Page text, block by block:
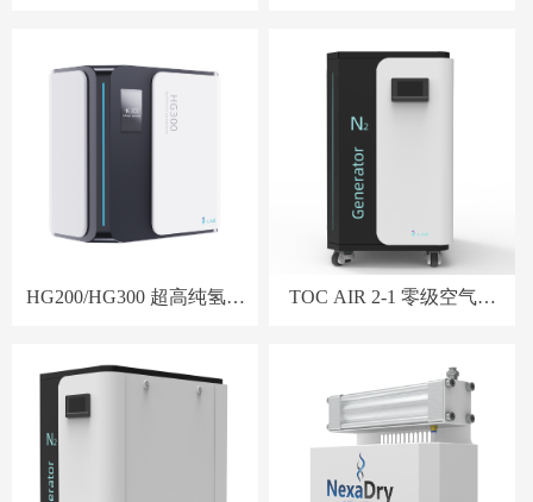
HG200/HG300 超高纯氢气
TOC AIR 2-1 零级空气发